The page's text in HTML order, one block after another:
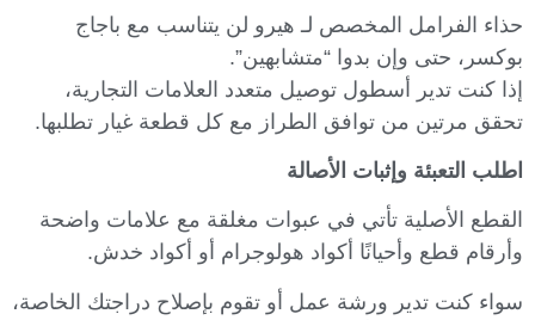
حذاء الفرامل المخصص لـ هيرو لن يتناسب مع باجاج
بوكسر، حتى وإن بدوا “متشابهين”.
إذا كنت تدير أسطول توصيل متعدد العلامات التجارية،
تحقق مرتين من توافق الطراز مع كل قطعة غيار تطلبها.
اطلب التعبئة وإثبات الأصالة
القطع الأصلية تأتي في عبوات مغلقة مع علامات واضحة
وأرقام قطع وأحيانًا أكواد هولوجرام أو أكواد خدش.
سواء كنت تدير ورشة عمل أو تقوم بإصلاح دراجتك الخاصة،